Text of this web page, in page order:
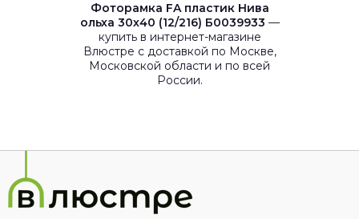
Фоторамка FA пластик Нива
ольха 30х40 (12/216) Б0039933 —
купить в интернет-магазине
Влюстре с доставкой по Москве,
Московской области и по всей
России.